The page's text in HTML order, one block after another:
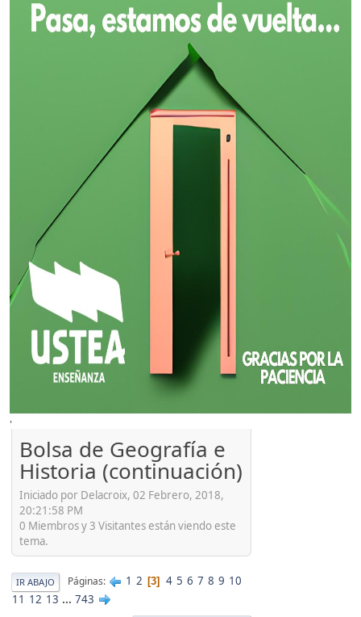
'
Bolsa de Geografía e
Historia (continuación)
Iniciado por Delacroix, 02 Febrero, 2018,
20:21:58 PM
0 Miembros y 3 Visitantes están viendo este
tema.
IR ABAJO Páginas 1 2 3 4 5 6 7 8 9 10
11 12 13 ... 743